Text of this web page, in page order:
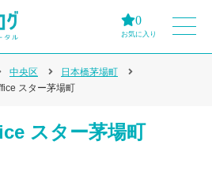
0
お気に入り
中央区
日本橋茅場町
スター茅場町
スター茅場町